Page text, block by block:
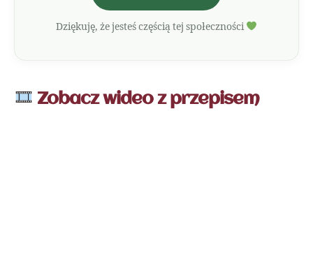
Dziękuję, że jesteś częścią tej społeczności
Zobacz wideo z przepisem